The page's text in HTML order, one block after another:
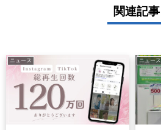
関連記事
ニュース ニュース